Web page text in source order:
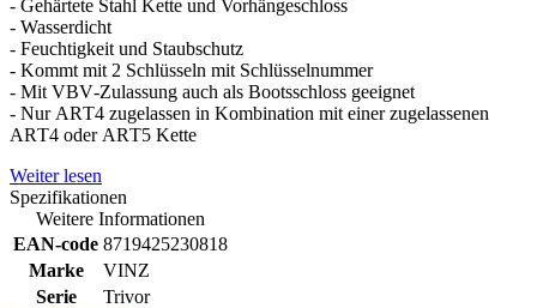
- Gehärtete Stahl Kette und Vorhängeschloss
- Wasserdicht
- Feuchtigkeit und Staubschutz
- Kommt mit 2 Schlüsseln mit Schlüsselnummer
- Mit VBV-Zulassung auch als Bootsschloss geeignet
- Nur ART4 zugelassen in Kombination mit einer zugelassenen
ART4 oder ART5 Kette
Weiter lesen
Spezifikationen
Weitere Informationen
EAN-code 8719425230818
Marke
VINZ
Serie
Trivor